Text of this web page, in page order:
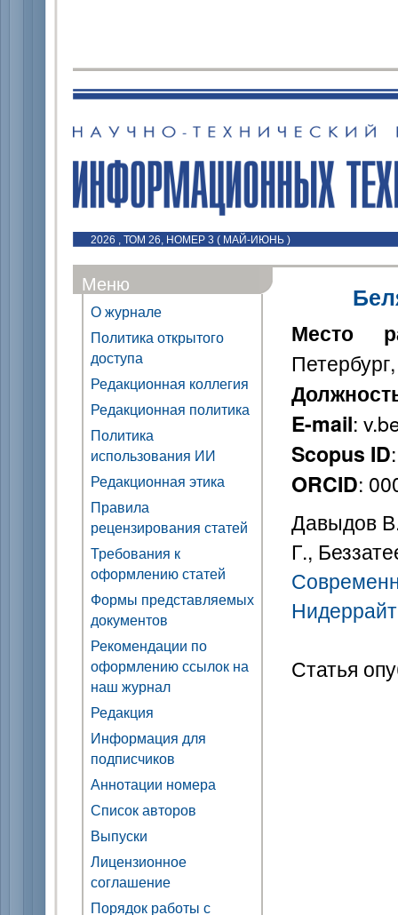
2026 , ТОМ 26, НОМЕР 3 ( МАЙ-ИЮНЬ )
Меню
О журнале
Политика открытого
доступа
Редакционная коллегия
Редакционная политика
Политика
использования ИИ
Редакционная этика
Правила
рецензирования статей
Требования к
оформлению статей
Формы представляемых
документов
Рекомендации по
оформлению ссылок на
наш журнал
Редакция
Информация для
подписчиков
Аннотации номера
Список авторов
Выпуски
Лицензионное
соглашение
Порядок работы с
Место
E-mail:
Scopus ID
ORCID:
Давыдов
Г.,
Статья